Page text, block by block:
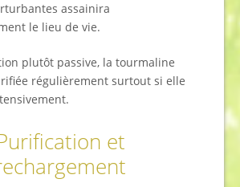
assainira
le lieu de vie.
plutôt passive, la tourmaline
régulièrement surtout si elle
et